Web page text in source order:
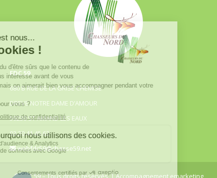
FDC 59
680 B RUE DE LA GRISE CHEMISE
DREVE NOTRE DAME D’AMOUR
59230 ST AMAND LES EAUX
03.20.41.45.63
webfdc59@chasse59.net
© FDC 59 – Tous droits réservés| Accompagnement emarketing